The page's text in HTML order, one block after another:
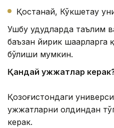
Қостанай, Кўкшетау
Ушбу ҳудудларда таълим
баъзан йирик шаҳарларга
бўлиши мумкин.
Қандай ҳужжатлар
Қозоғистондаги
ҳужжатларни олдиндан
керак.